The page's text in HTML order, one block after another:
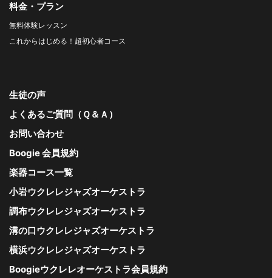
料金・プラン
無料体験レッスン
これからはじめる！超初心者コース
生徒の声
よくあるご質問（Ｑ＆Ａ）
お問い合わせ
Boogie 会員規約
楽器コース一覧
小岩ウクレレジャズオーケストラ
調布ウクレレジャズオーケストラ
溝の口ウクレレジャズオーケストラ
横浜ウクレレジャズオーケストラ
Boogieウクレレオーケストラ会員規約